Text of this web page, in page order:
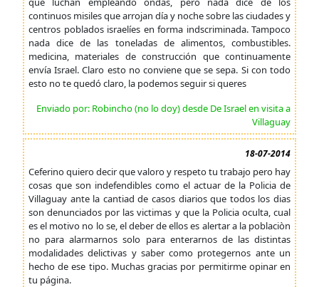
continuos misiles que arrojan día y noche sobre las ciudades y
centros poblados israelíes en forma indscriminada. Tampoco
nada dice de las toneladas de alimentos, combustibles.
medicina, materiales de construcción que continuamente
envía Israel. Claro esto no conviene que se sepa. Si con todo
esto no te quedó claro, la podemos seguir si queres
Enviado por: Robincho (no lo doy) desde De Israel en visita a
Villaguay
18-07-2014
Ceferino quiero decir que valoro y respeto tu trabajo pero hay
cosas que son indefendibles como el actuar de la Policia de
Villaguay ante la cantiad de casos diarios que todos los dias
son denunciados por las victimas y que la Policia oculta, cual
es el motivo no lo se, el deber de ellos es alertar a la poblaciòn
no para alarmarnos solo para enterarnos de las distintas
modalidades delictivas y saber como protegernos ante un
hecho de ese tipo. Muchas gracias por permitirme opinar en
tu página.